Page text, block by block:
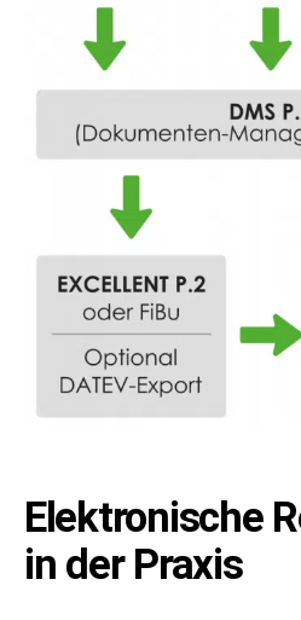
Elektronische
in der Praxis